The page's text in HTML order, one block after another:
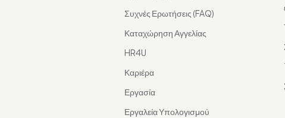
Συχνές Ερωτήσεις (FAQ)
Καταχώρηση Αγγελίας
HR4U
Καριέρα
Εργασία
Εργαλεία Υπολογισμού